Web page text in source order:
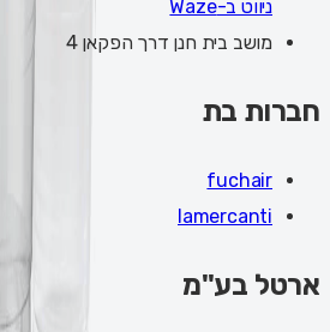
ניווט ב-Waze
מושב בית חנן דרך הפקאן 4
חברות בת
fuchair
lamercanti
ארטל בע"מ